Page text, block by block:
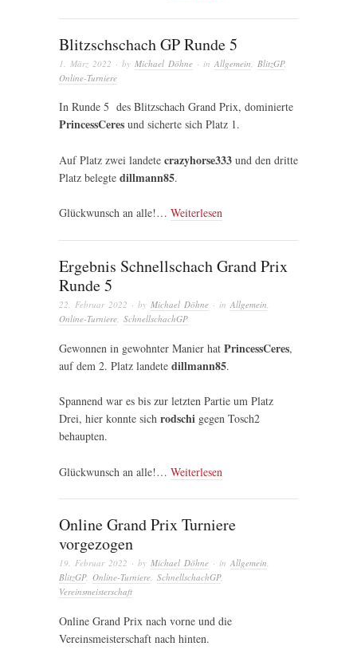
Blitzschschach GP Runde 5
1. März 2022 · by Michael Döhne · in Allgemein BlitzGP,
Online-Turniere
In Runde 5 des Blitzschach Grand Prix, dominierte
PrincessCeres und sicherte sich Platz 1.
Auf Platz zwei landete crazyhorse333 und den dritte
Platz belegte dillmann85.
Glückwunsch an alle!… Weiterlesen
Ergebnis Schnellschach Grand Prix
Runde 5
22. Februar 2022 · by Michael Döhne · in Allgemein,
Online-Turniere, SchnellschachGP
Gewonnen in gewohnter Manier hat PrincessCeres,
auf dem 2. Platz landete dillmann85.
Spannend war es bis zur letzten Partie um Platz
Drei, hier konnte sich rodschi gegen Tosch2
behaupten.
Glückwunsch an alle!… Weiterlesen
Online Grand Prix Turniere
vorgezogen
19. Februar 2022 · by Michael Döhne · in Allgemein,
BlitzGP, Online-Turniere, SchnellschachGP,
Vereinsmeisterschaft
Online Grand Prix nach vorne und die
Vereinsmeisterschaft nach hinten.